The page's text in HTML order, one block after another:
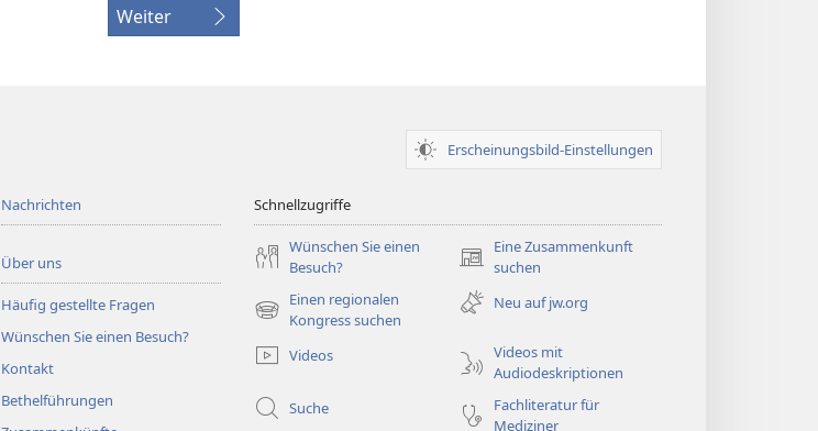
Weiter
Erscheinungsbild-Einstellungen
Nachrichten
Über uns
Häufig gestellte Fragen
Wünschen Sie einen Besuch?
Kontakt
Bethelführungen
Schnellzugriffe
Wünschen Sie einen
Besuch?
Eine Zusammenkunft
suchen
(öffnet
neues
Fenster)
Einen regionalen
Kongress suchen
(öffnet
Fenster)
Neu auf jw.org
Videos
Videos mit
Audiodeskriptionen
Suche
Fachliteratur für
Mediziner